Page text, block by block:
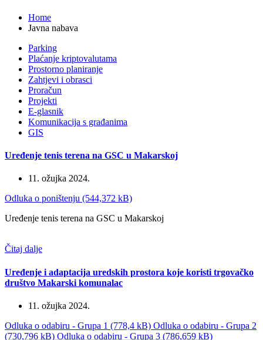
Home
Javna nabava
Parking
Plaćanje kriptovalutama
Prostorno planiranje
Zahtjevi i obrasci
Proračun
Projekti
E-glasnik
Komunikacija s građanima
GIS
Uređenje tenis terena na GSC u Makarskoj
11. ožujka 2024.
Odluka o poništenju (544,372 kB)
Uređenje tenis terena na GSC u Makarskoj
Čitaj dalje
Uređenje i adaptacija uredskih prostora koje koristi trgovačko
društvo Makarski komunalac
11. ožujka 2024.
Odluka o odabiru - Grupa 1 (778,4 kB) Odluka o odabiru - Grupa 2
(730,796 kB) Odluka o odabiru - Grupa 3 (786,659 kB)